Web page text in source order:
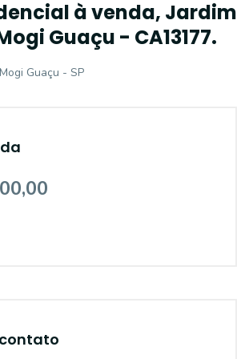
à venda, Jardim
Guaçu - CA13177.
Guaçu - SP